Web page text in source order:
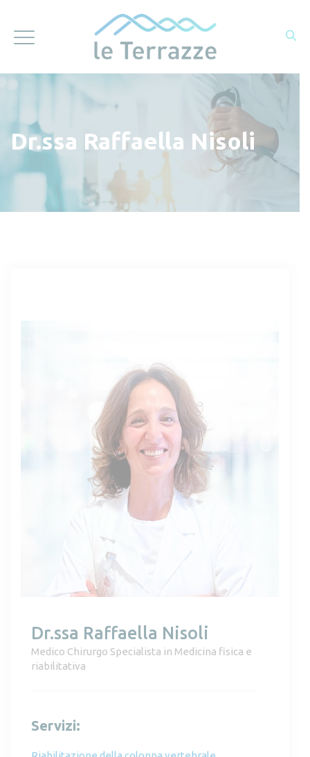
Dr.ssa Raffaella Nisoli
Dr.ssa Raffaella Nisoli
Medico Chirurgo Specialista in Medicina fisica e
riabilitativa
Servizi: